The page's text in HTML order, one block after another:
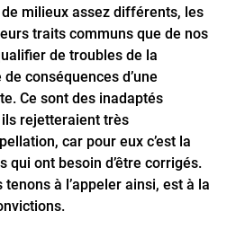
de milieux assez différents, les
traits communs que de nos
de troubles de la
conséquences d’une
Ce sont des inadaptés
rejetteraient très
car pour eux c’est la
qui ont besoin d’être corrigés.
à l’appeler ainsi, est à la